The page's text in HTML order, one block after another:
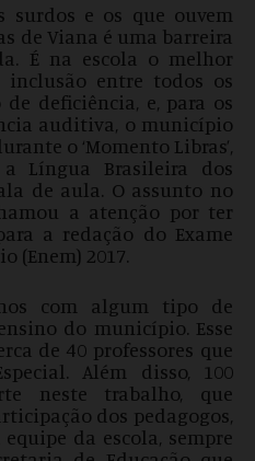
surdos e os que ouvem
de Viana é uma barreira
É na escola o melhor
entre todos os
deficiência, e, para os
auditiva, o município
o ‘Momento Libras’,
Língua Brasileira dos
de aula. O assunto no
a atenção por ter
a redação do Exame
(Enem) 2017.
com algum tipo de
do município. Esse
de 40 professores que
Além disso, 100
neste trabalho, que
dos pedagogos,
da escola, sempre